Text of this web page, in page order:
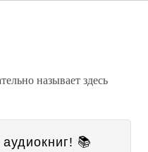
называет здесь
📚